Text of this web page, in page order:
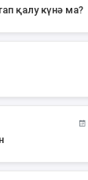
қалу күнә ма?